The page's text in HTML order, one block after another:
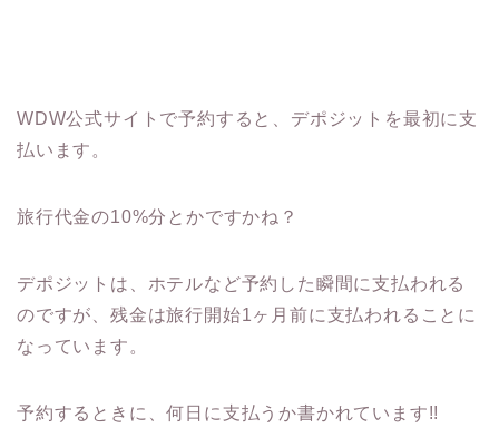
WDW公式サイトで予約すると、デポジットを最初に支
払います。
旅行代金の10%分とかですかね？
デポジットは、ホテルなど予約した瞬間に支払われる
のですが、残金は旅行開始1ヶ月前に支払われることに
なっています。
予約するときに、何日に支払うか書かれています!!